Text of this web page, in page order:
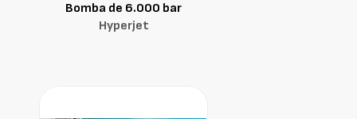
Bomba de 6.000 bar
Hyperjet